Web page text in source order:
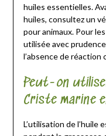
huiles essentielles.
huiles, consultez un
pour animaux. Pour
utilisée avec
l’absence de réaction
Peut-on
Criste marine
L’utilisation de l’huile